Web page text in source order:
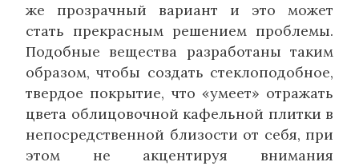
же прозрачный вариант и это может
стать прекрасным решением проблемы.
Подобные вещества разработаны таким
образом, чтобы создать стеклоподобное,
твердое покрытие, что «умеет» отражать
цвета облицовочной кафельной плитки в
непосредственной близости от себя, при
этом не акцентируя внимания